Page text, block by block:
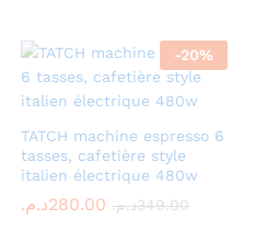
-20%
TATCH machine espresso 6
tasses, cafetière style
italien électrique 480w
280.00د.م. 349.00د.م.